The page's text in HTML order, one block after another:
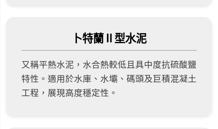
卜特蘭Ⅱ型水泥
又稱平熱水泥，水合熱較低且具中度抗硫酸鹽
特性。適用於水庫、水壩、碼頭及巨積混凝土
工程，展現高度穩定性。